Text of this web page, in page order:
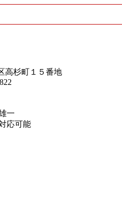
高杉町１５番地
一
応可能